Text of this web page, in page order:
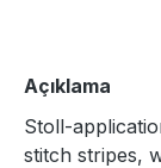
Açıklama
Stoll-
stitch stripes,